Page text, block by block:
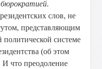
бюрократией.
слов, не
представляющим
политической системе
(об этом
И что преодоление